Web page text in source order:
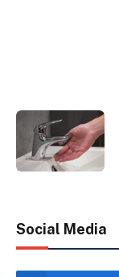
Social Media